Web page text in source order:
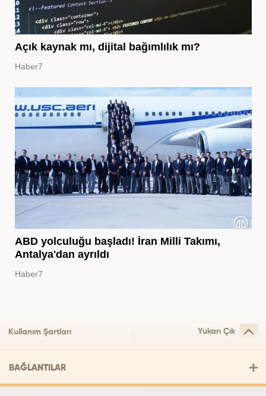
Açık kaynak mı, dijital bağımlılık mı?
Haber7
ABD yolculuğu başladı! İran Milli Takımı,
Antalya'dan ayrıldı
Haber7
Kullanım Şartları Yukarı Çık
BAĞLANTILAR